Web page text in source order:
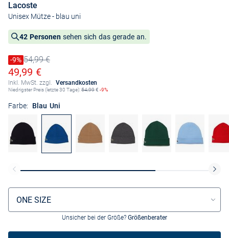
Lacoste
Unisex Mütze- blau uni
42 Personen sehen sich das gerade an.
Preis reduziert um
-9%
Alter Preis
54,99 €
Ermäßigter Preis
49,99 €
Inkl. MwSt. zzgl. Versandkosten
Niedrigster Preis (letzte 30 Tage):54,99€ -9%
Farbe: Blau Uni
Größenauswahl
ONE SIZE
Unsicher bei der Größe? Größenberater